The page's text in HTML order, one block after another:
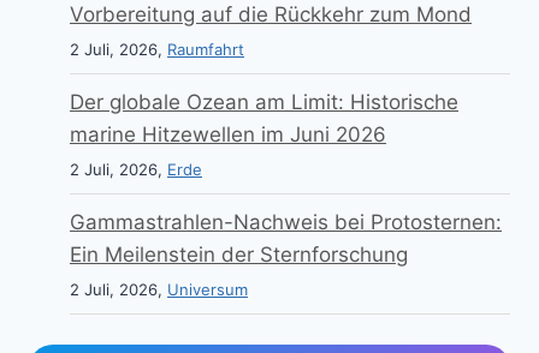
Vorbereitung auf die Rückkehr zum Mond
2 Juli, 2026, Raumfahrt
Der globale Ozean am Limit: Historische
marine Hitzewellen im Juni 2026
2 Juli, 2026, Erde
Gammastrahlen-Nachweis bei Protosternen:
Ein Meilenstein der Sternforschung
2 Juli, 2026, Universum